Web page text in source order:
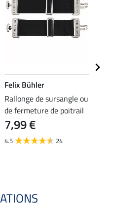
Felix Bühler
Rallonge de sursangle ou
de fermeture de poitrail
7,99 €
4.5 24